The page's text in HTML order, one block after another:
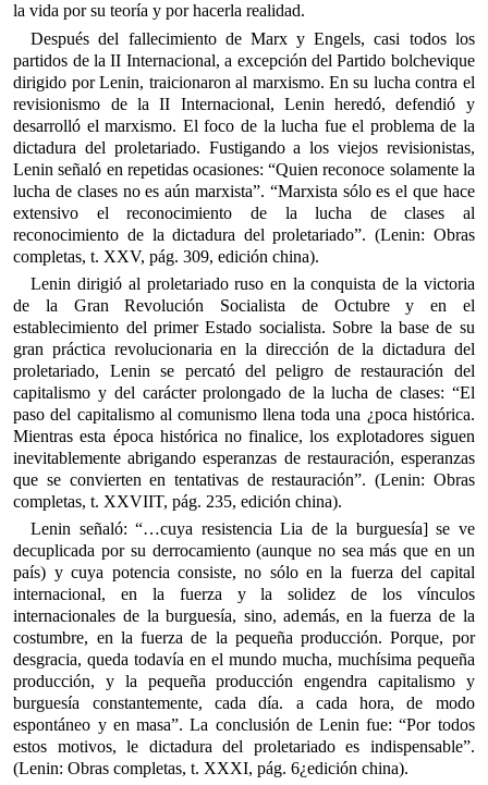
la vida por su teoría y por hacerla realidad.
Después del fallecimiento de Marx y Engels, casi todos los
partidos de la II Internacional, a excepción del Partido bolchevique
dirigido por Lenin, traicionaron al marxismo. En su lucha contra el
revisionismo de la II Internacional, Lenin heredó, defendió y
desarrolló el marxismo. El foco de la lucha fue el problema de la
dictadura del proletariado. Fustigando a los viejos revisionistas,
Lenin señaló en repetidas ocasiones: “Quien reconoce solamente la
lucha de clases no es aún marxista”. “Marxista sólo es el que hace
extensivo el reconocimiento de la lucha de clases al
reconocimiento de la dictadura del proletariado”. (Lenin: Obras
completas, t. XXV, pág. 309, edición china).
Lenin dirigió al proletariado ruso en la conquista de la victoria
de la Gran Revolución Socialista de Octubre y en el
establecimiento del primer Estado socialista. Sobre la base de su
gran práctica revolucionaria en la dirección de la dictadura del
proletariado, Lenin se percató del peligro de restauración del
capitalismo y del carácter prolongado de la lucha de clases: “El
paso del capitalismo al comunismo llena toda una ¿poca histórica.
Mientras esta época histórica no finalice, los explotadores siguen
inevitablemente abrigando esperanzas de restauración, esperanzas
que se convierten en tentativas de restauración”. (Lenin: Obras
completas, t. XXVIIT, pág. 235, edición china).
Lenin señaló: “…cuya resistencia Lia de la burguesía] se ve
decuplicada por su derrocamiento (aunque no sea más que en un
país) y cuya potencia consiste, no sólo en la fuerza del capital
internacional, en la fuerza y la solidez de los vínculos
internacionales de la burguesía, sino, además, en la fuerza de la
costumbre, en la fuerza de la pequeña producción. Porque, por
desgracia, queda todavía en el mundo mucha, muchísima pequeña
producción, y la pequeña producción engendra capitalismo y
burguesía constantemente, cada día. a cada hora, de modo
espontáneo y en masa”. La conclusión de Lenin fue: “Por todos
estos motivos, le dictadura del proletariado es indispensable”.
(Lenin: Obras completas, t. XXXI, pág. 6¿edición china).